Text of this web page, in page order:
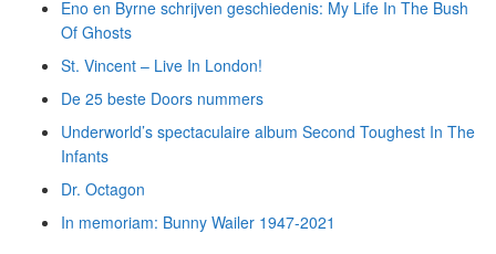
Eno en Byrne schrijven geschiedenis: My Life In The Bush
Of Ghosts
St. Vincent – Live In London!
De 25 beste Doors nummers
Underworld’s spectaculaire album Second Toughest In The
Infants
Dr. Octagon
In memoriam: Bunny Wailer 1947-2021